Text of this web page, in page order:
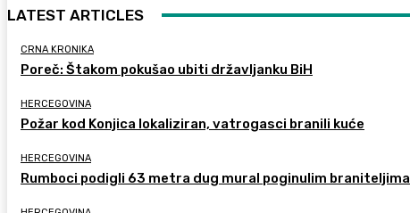
LATEST ARTICLES
CRNA KRONIKA
Poreč: Štakom pokušao ubiti državljanku BiH
HERCEGOVINA
Požar kod Konjica lokaliziran, vatrogasci branili kuće
HERCEGOVINA
Rumboci podigli 63 metra dug mural poginulim braniteljima